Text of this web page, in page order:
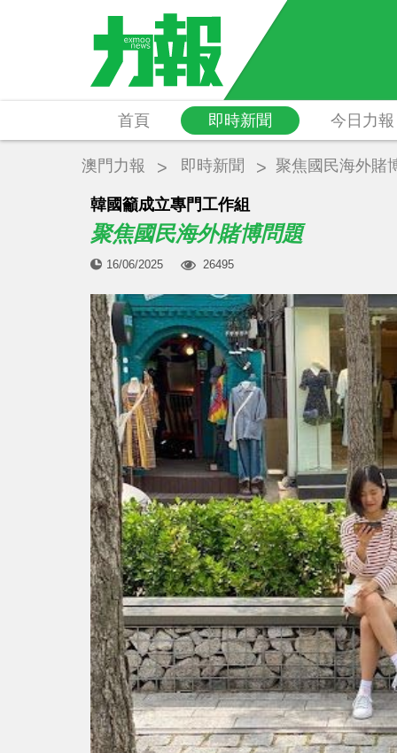
首頁 即時新聞 今日力報
澳門力報 即時新聞 聚焦國民海外賭
韓國籲成立專門工作組
聚焦國民海外賭博問題
16/06/2025 26495